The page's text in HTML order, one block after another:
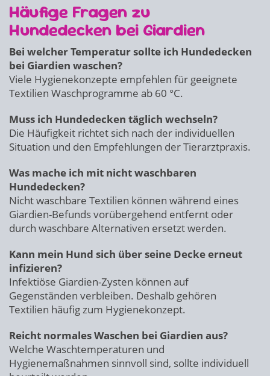
Häufige Fragen zu
Hundedecken bei Giardien
Bei welcher Temperatur sollte ich Hundedecken
bei Giardien waschen?
Viele Hygienekonzepte empfehlen für geeignete
Textilien Waschprogramme ab 60 °C.
Muss ich Hundedecken täglich wechseln?
Die Häufigkeit richtet sich nach der individuellen
Situation und den Empfehlungen der Tierarztpraxis.
Was mache ich mit nicht waschbaren
Hundedecken?
Nicht waschbare Textilien können während eines
Giardien-Befunds vorübergehend entfernt oder
durch waschbare Alternativen ersetzt werden.
Kann mein Hund sich über seine Decke erneut
infizieren?
Infektiöse Giardien-Zysten können auf
Gegenständen verbleiben. Deshalb gehören
Textilien häufig zum Hygienekonzept.
Reicht normales Waschen bei Giardien aus?
Welche Waschtemperaturen und
Hygienemaßnahmen sinnvoll sind, sollte individuell